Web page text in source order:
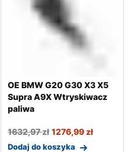
OE BMW G20 G30 X3 X5
Supra A9X Wtryskiwacz
paliwa
1632,97zł 1276,99zł
Dodaj do koszyka